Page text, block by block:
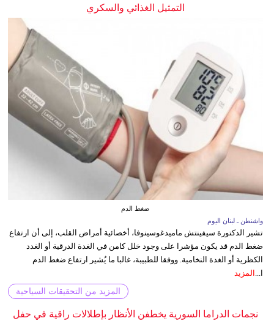
التمثيل الغذائي والسكري
ضغط الدم
واشنطن ـ لبنان اليوم
تشير الدكتورة سيفينتش ماميدغوسينوفا، أخصائية أمراض القلب، إلى أن ارتفاع
ضغط الدم قد يكون مؤشرا على وجود خلل كامن في الغدة الدرقية أو الغدد
الكظرية أو الغدة النخامية. ووفقا للطبيبة، غالبا ما يُشير ارتفاع ضغط الدم
ا... المزيد
المزيد من التحقيقات السياحية
نجمات الدراما السورية يخطفن الأنظار بإطلالات راقية في حفل